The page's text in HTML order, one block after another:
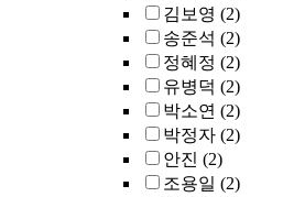
김보영 (2)
송준석 (2)
정혜정 (2)
유병덕 (2)
박소연 (2)
박정자 (2)
안진 (2)
조용일 (2)